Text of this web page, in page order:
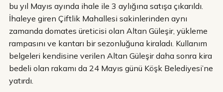
bu yıl Mayıs ayında ihale ile 3 aylığına satışa çıkarıldı.
İhaleye giren Çiftlik Mahallesi sakinlerinden aynı
zamanda domates üreticisi olan Altan Güleşir, yükleme
rampasını ve kantarı bir sezonluğuna kiraladı. Kullanım
belgeleri kendisine verilen Altan Güleşir daha sonra kira
bedeli olan rakamı da 24 Mayıs günü Köşk Belediyesi’ne
yatırdı.